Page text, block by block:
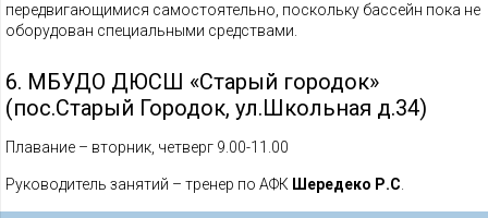
передвигающимися самостоятельно, поскольку бассейн пока не
оборудован специальными средствами.
6. МБУДО ДЮСШ «Старый городок»
(пос.Старый Городок, ул.Школьная д.34)
Плавание – вторник, четверг 9.00-11.00
Руководитель занятий – тренер по АФК Шередеко Р.С